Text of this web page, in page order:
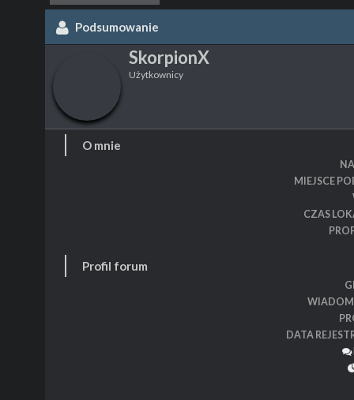
Podsumowanie
SkorpionX
Użytkownicy
O mnie
MIEJSCE
CZAS
Profil forum
DATA